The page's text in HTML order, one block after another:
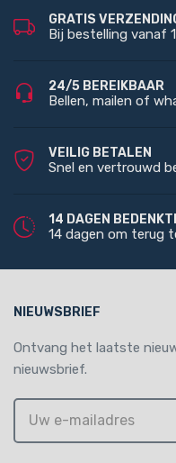
GRATIS
Bij bestelling vanaf
24/5 BEREIKBAAR
Bellen, mailen of
VEILIG BETALEN
Snel en vertrouwd
14 DAGEN
14 dagen om terug
NIEUWSBRIEF
Ontvang het laatste
nieuwsbrief.